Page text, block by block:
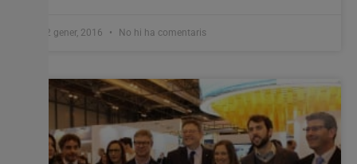
22 gener, 2016 No hi ha comentaris